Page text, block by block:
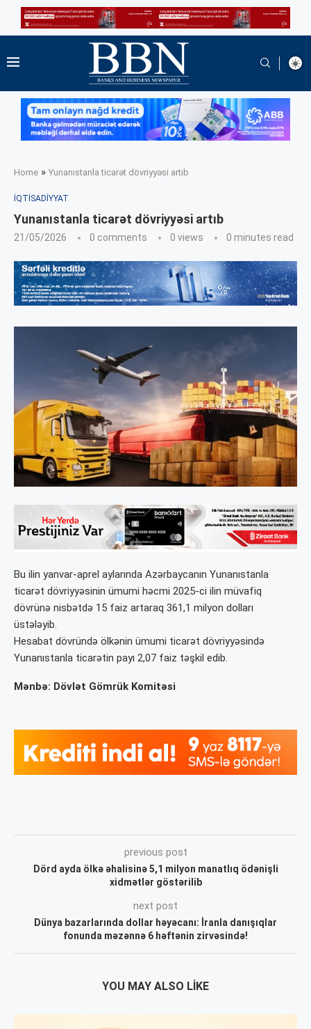
Home » Yunanıstanla ticarət dövriyyəsi artıb
İQTISADIYYAT
Yunanıstanla ticarət dövriyyəsi artıb
21/05/2026 0 comments 0 views 0 minutes read
Bu ilin yanvar-aprel aylarında Azərbaycanın Yunanıstanla
ticarət dövriyyəsinin ümumi həcmi 2025-ci ilin müvafiq
dövrünə nisbətdə 15 faiz artaraq 361,1 milyon dolları
üstələyib.
Hesabat dövründə ölkənin ümumi ticarət dövriyyəsində
Yunanıstanla ticarətin payı 2,07 faiz təşkil edib.
Mənbə: Dövlət Gömrük Komitəsi
previous post
Dörd ayda ölkə əhalisinə 5,1 milyon manatlıq ödənişli
xidmətlər göstərilib
next post
Dünya bazarlarında dollar həyəcanı: İranla danışıqlar
fonunda məzənnə 6 həftənin zirvəsində!
YOU MAY ALSO LIKE